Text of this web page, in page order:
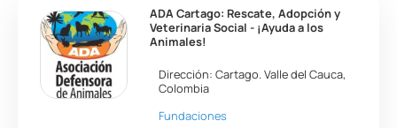
ADA Cartago: Rescate, Adopción y
Veterinaria Social - ¡Ayuda a los
Animales!
Dirección:Cartago.Valle del Cauca,
Colombia
Fundaciones